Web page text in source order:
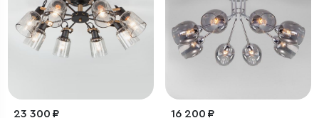
23 300 ₽ 16 200 ₽